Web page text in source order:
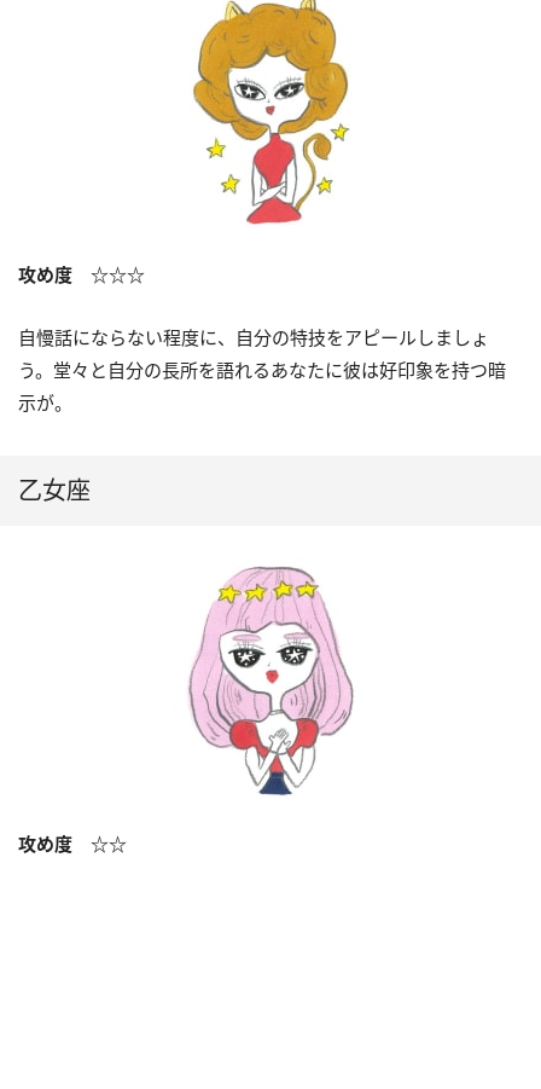
攻め度 ☆☆☆
自慢話にならない程度に、自分の特技をアピールしましょ
う。堂々と自分の長所を語れるあなたに彼は好印象を持つ暗
示が。
乙女座
攻め度 ☆☆